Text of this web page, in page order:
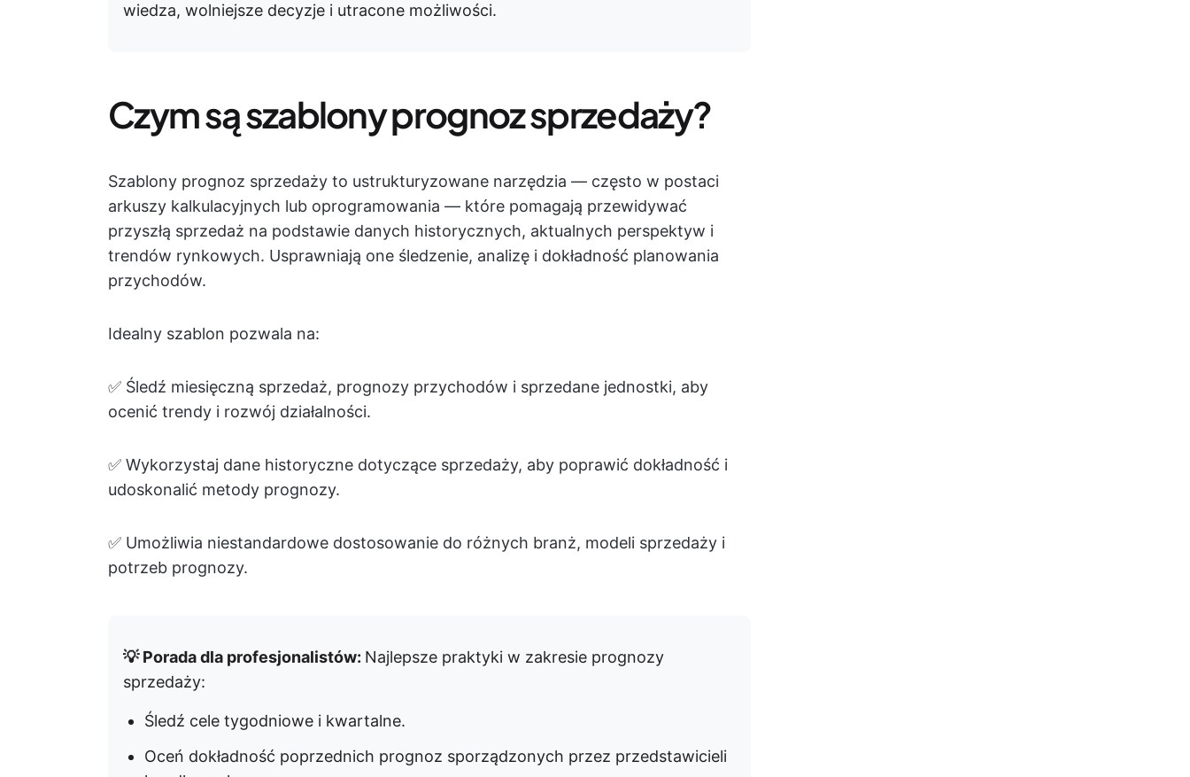
wiedza, wolniejsze decyzje i utracone możliwości.
Czym są szablony prognoz sprzedaży?
Szablony prognoz sprzedaży to ustrukturyzowane narzędzia — często w postaci
arkuszy kalkulacyjnych lub oprogramowania — które pomagają przewidywać
przyszłą sprzedaż na podstawie danych historycznych, aktualnych perspektyw i
trendów rynkowych. Usprawniają one śledzenie, analizę i dokładność planowania
przychodów.
Idealny szablon pozwala na:
✅ Śledź miesięczną sprzedaż, prognozy przychodów i sprzedane jednostki, aby
ocenić trendy i rozwój działalności.
✅ Wykorzystaj dane historyczne dotyczące sprzedaży, aby poprawić dokładność i
udoskonalić metody prognozy.
✅ Umożliwia niestandardowe dostosowanie do różnych branż, modeli sprzedaży i
potrzeb prognozy.
💡 Porada dla profesjonalistów: Najlepsze praktyki w zakresie prognozy
sprzedaży:
Śledź cele tygodniowe i kwartalne.
Oceń dokładność poprzednich prognoz sporządzonych przez przedstawicieli